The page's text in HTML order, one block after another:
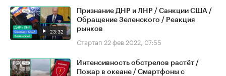
23:32
Признание ДНР и ЛНР / Санкции США /
Обращение Зеленского / Реакция
рынков
Стартап 22 фев 2022, 07:55
Интенсивность обстрелов растёт /
Пожар в океане / Смартфоны с